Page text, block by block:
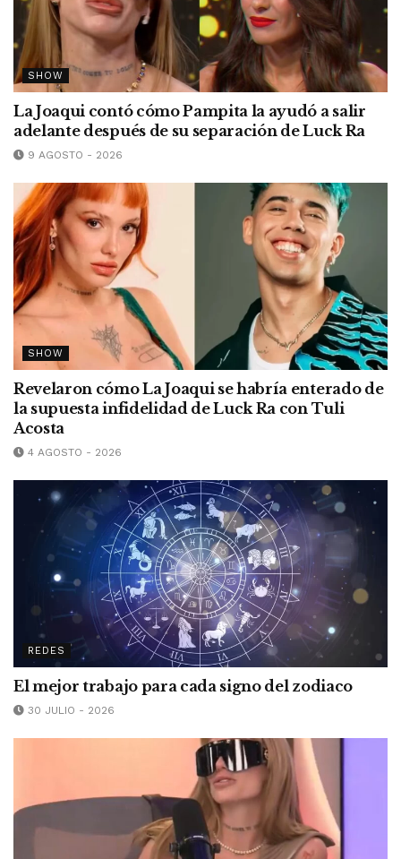
SHOW
La Joaqui contó cómo Pampita la ayudó a salir
adelante después de su separación de Luck Ra
9 AGOSTO - 2026
SHOW
Revelaron cómo La Joaqui se habría enterado de
la supuesta infidelidad de Luck Ra con Tuli
Acosta
4 AGOSTO - 2026
REDES
El mejor trabajo para cada signo del zodiaco
30 JULIO - 2026